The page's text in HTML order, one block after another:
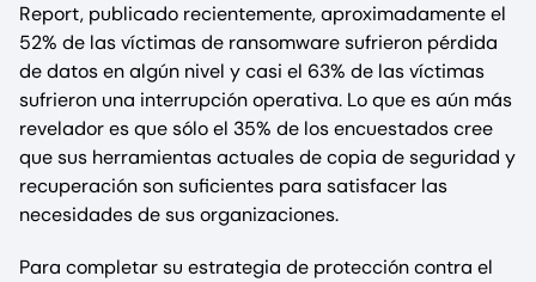
Report, publicado recientemente, aproximadamente el
52% de las víctimas de ransomware sufrieron pérdida
de datos en algún nivel y casi el 63% de las víctimas
sufrieron una interrupción operativa. Lo que es aún más
revelador es que sólo el 35% de los encuestados cree
que sus herramientas actuales de copia de seguridad y
recuperación son suficientes para satisfacer las
necesidades de sus organizaciones.
Para completar su estrategia de protección contra el